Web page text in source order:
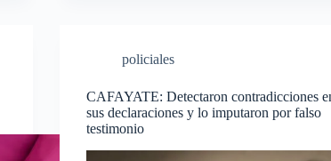
policiales
CAFAYATE: Detectaron contradicciones
sus declaraciones y lo imputaron por falso
testimonio